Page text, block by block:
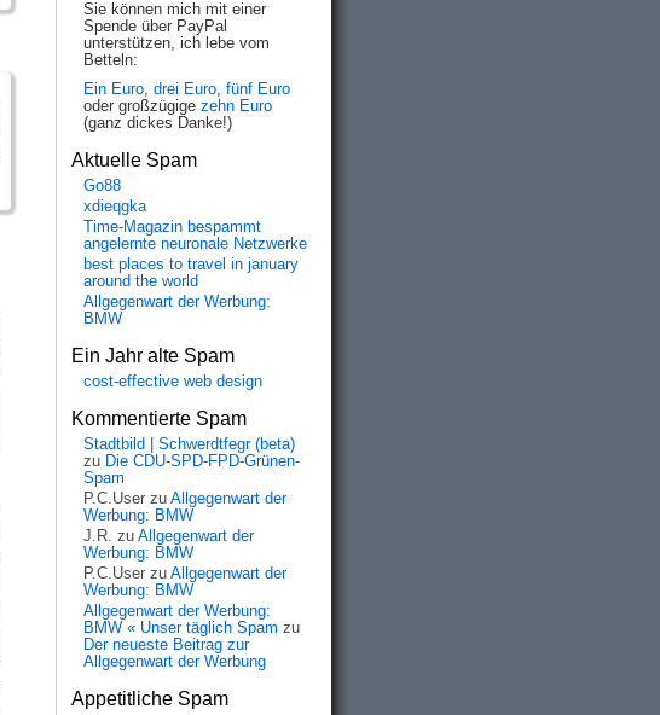
Sie können mich mit einer
Spende über PayPal
unterstützen, ich lebe vom
Betteln:
Ein Euro, drei Euro, fünf Euro
oder großzügige zehn Euro
(ganz dickes Danke!)
Aktuelle Spam
Go88
xdieqgka
Time-Magazin bespammt
angelernte neuronale Netzwerke
best places to travel in january
around the world
Allgegenwart der Werbung:
BMW
Ein Jahr alte Spam
cost-effective web design
Kommentierte Spam
Stadtbild | Schwerdtfegr (beta)
zu Die CDU-SPD-FPD-Grünen-
Spam
P.C.User zu Allgegenwart der
Werbung: BMW
J.R. zu Allgegenwart der
Werbung: BMW
P.C.User zu Allgegenwart der
Werbung: BMW
Allgegenwart der Werbung:
BMW « Unser täglich Spam zu
Der neueste Beitrag zur
Allgegenwart der Werbung
Appetitliche Spam